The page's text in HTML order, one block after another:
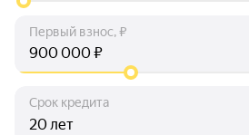
Первый взнос, ₽
₽
Срок кредита
лет